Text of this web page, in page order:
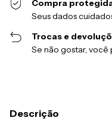
Compra
Seus dados
Trocas e
Se não gostar,
Descrição